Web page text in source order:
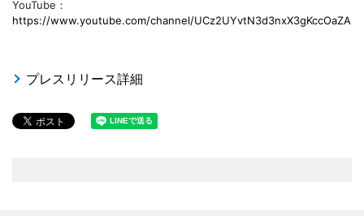
YouTube：
https://www.youtube.com/channel/UCz2UYvtN3d3nxX3gKccOaZA
プレスリリース詳細